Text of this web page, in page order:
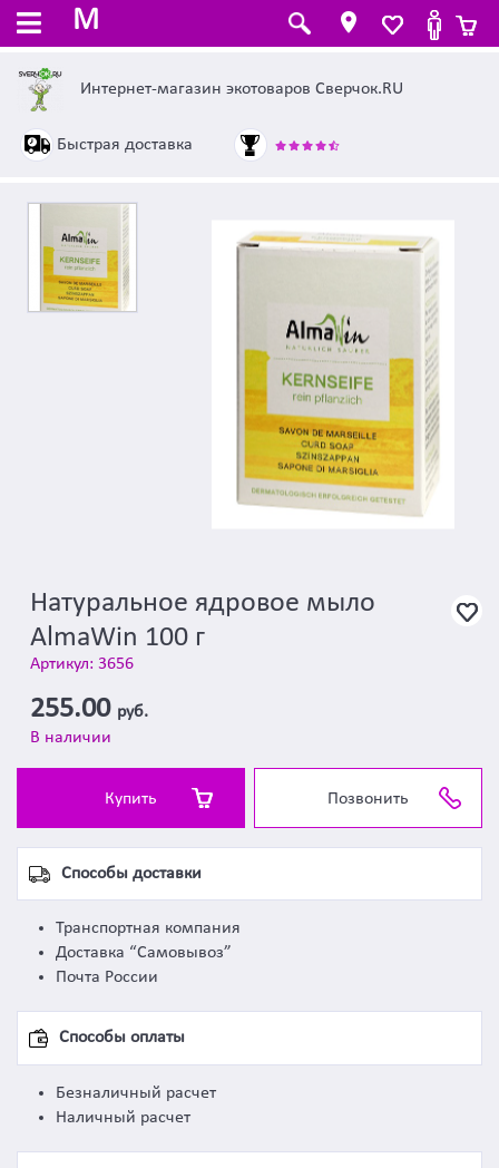
M
Интернет-магазин экотоваров Сверчок.RU
Быстрая доставка
Натуральное ядровое мыло
AlmaWin 100 г
Артикул: 3656
255.00 руб.
В наличии
Купить Позвонить
Способы доставки
Транспортная компания
Доставка “Самовывоз”
Почта России
Способы оплаты
Безналичный расчет
Наличный расчет